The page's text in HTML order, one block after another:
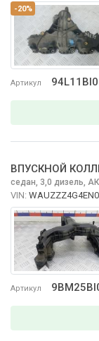
-20%
Артикул
Артикул
ВПУСКНОЙ
седан, 3,0 дизель,
VIN: